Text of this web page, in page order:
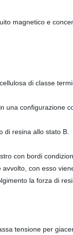
magnetico e
di classe
una configurazione
di resina allo stato B.
con bordi
con esso
la forza di
tensione per